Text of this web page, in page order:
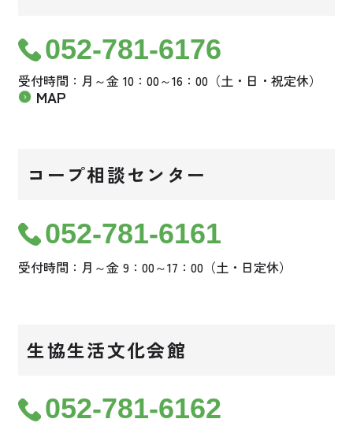
052-781-6176
受付時間：月～金 10：00～16：00（土・日・祝定休）
MAP
コープ相談センター
052-781-6161
受付時間：月～金 9：00～17：00（土・日定休）
生協生活文化会館
052-781-6162